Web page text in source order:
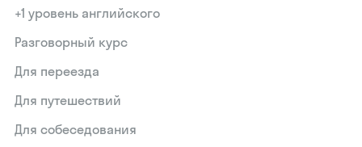
+1 уровень английского
Разговорный курс
Для переезда
Для путешествий
Для собеседования